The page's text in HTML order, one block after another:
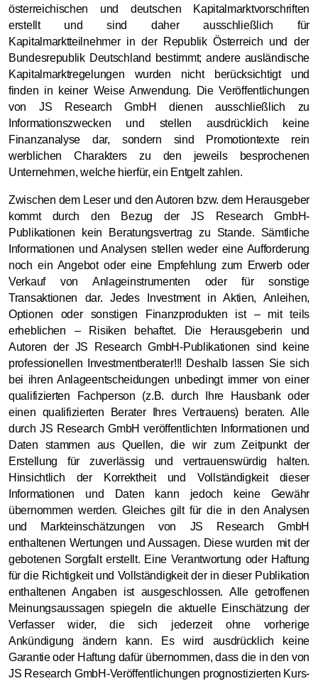
österreichischen und deutschen Kapitalmarktvorschriften
erstellt und sind daher ausschließlich für
Kapitalmarktteilnehmer in der Republik Österreich und der
Bundesrepublik Deutschland bestimmt; andere ausländische
Kapitalmarktregelungen wurden nicht berücksichtigt und
finden in keiner Weise Anwendung. Die Veröffentlichungen
von JS Research GmbH dienen ausschließlich zu
Informationszwecken und stellen ausdrücklich keine
Finanzanalyse dar, sondern sind Promotiontexte rein
werblichen Charakters zu den jeweils besprochenen
Unternehmen,welche hierfür, ein Entgelt zahlen.
Zwischen dem Leser und den Autoren bzw. dem Herausgeber
kommt durch den Bezug der JS Research GmbH-
Publikationen kein Beratungsvertrag zu Stande. Sämtliche
Informationen und Analysen stellen weder eine Aufforderung
noch ein Angebot oder eine Empfehlung zum Erwerb oder
Verkauf von Anlageinstrumenten oder für sonstige
Transaktionen dar. Jedes Investment in Aktien, Anleihen,
Optionen oder sonstigen Finanzprodukten ist – mit teils
erheblichen – Risiken behaftet. Die Herausgeberin und
Autoren der JS Research GmbH-Publikationen sind keine
professionellen Investmentberater!!! Deshalb lassen Sie sich
bei ihren Anlageentscheidungen unbedingt immer von einer
qualifizierten Fachperson (z.B. durch Ihre Hausbank oder
einen qualifizierten Berater Ihres Vertrauens) beraten. Alle
durch JS Research GmbH veröffentlichten Informationen und
Daten stammen aus Quellen, die wir zum Zeitpunkt der
Erstellung für zuverlässig und vertrauenswürdig halten.
Hinsichtlich der Korrektheit und Vollständigkeit dieser
Informationen und Daten kann jedoch keine Gewähr
übernommen werden. Gleiches gilt für die in den Analysen
und Markteinschätzungen von JS Research GmbH
enthaltenen Wertungen und Aussagen. Diese wurden mit der
gebotenen Sorgfalt erstellt. Eine Verantwortung oder Haftung
für die Richtigkeit und Vollständigkeit der in dieser Publikation
enthaltenen Angaben ist ausgeschlossen. Alle getroffenen
Meinungsaussagen spiegeln die aktuelle Einschätzung der
Verfasser wider, die sich jederzeit ohne vorherige
Ankündigung ändern kann. Es wird ausdrücklich keine
Garantie oder Haftung dafür übernommen, dass die in den von
JS Research GmbH-Veröffentlichungen prognostizierten Kurs-